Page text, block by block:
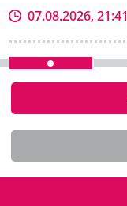
07.08.2026, 21:41